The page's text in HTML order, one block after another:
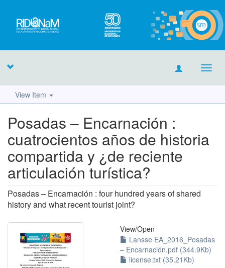
View Item
Posadas – Encarnación :
cuatrocientos años de historia
compartida y ¿de reciente
articulación turística?
Posadas – Encarnación : four hundred years of shared
history and what recent tourist joint?
View/Open
Lansse EA_2016_Posadas
– Encarnación.pdf (344.9Kb)
license.txt (35.21Kb)